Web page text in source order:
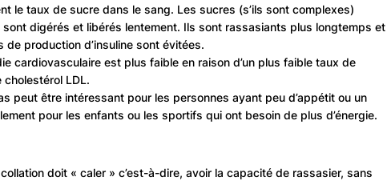
le taux de sucre dans le sang. Les sucres (s’ils sont complexes)
digérés et libérés lentement. Ils sont rassasiants plus longtemps et
de production d’insuline sont évitées.
cardiovasculaire est plus faible en raison d’un plus faible taux de
LDL.
peut être intéressant pour les personnes ayant peu d’appétit ou un
pour les enfants ou les sportifs qui ont besoin de plus d’énergie.
doit « caler » c’est-à-dire, avoir la capacité de rassasier, sans